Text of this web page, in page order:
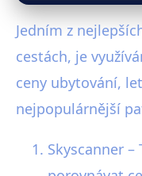
Jedním z
cestách, je
ceny ubytování,
nejpopulárnější
Skyscanner